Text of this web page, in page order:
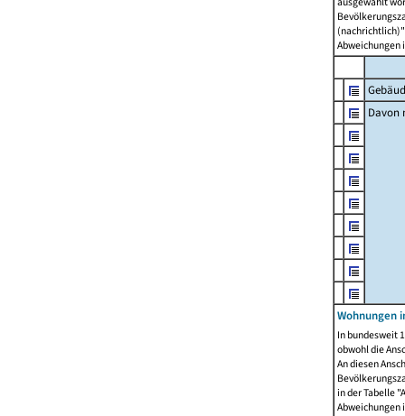
Abweichungen
Davon
Wohnungen
In bundesweit
obwohl die
An diesen
in der Tabelle
Abweichungen